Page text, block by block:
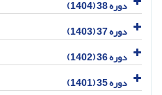
دوره 38 (1404)
دوره 37 (1403)
دوره 36 (1402)
دوره 35 (1401)